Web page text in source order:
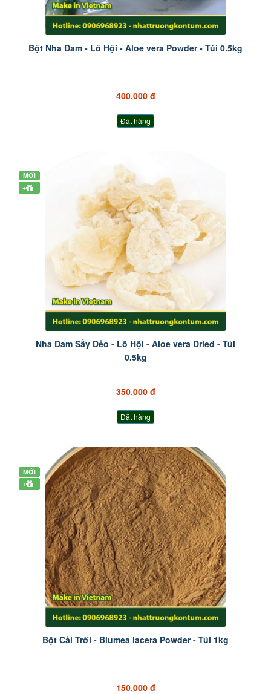
Bột Nha Đam - Lô Hội - Aloe vera Powder - Túi 0.5kg
400.000 đ
Đặt hàng
MỚI
+
Nha Đam Sấy Dẻo - Lô Hội - Aloe vera Dried - Túi
0.5kg
350.000 đ
Đặt hàng
MỚI
+
Bột Cải Trời - Blumea lacera Powder - Túi 1kg
150.000 đ